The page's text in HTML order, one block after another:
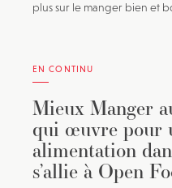
plus sur le manger bien et
EN CONTINU
Mieux Manger
qui œuvre pour
alimentation
s’allie à Open